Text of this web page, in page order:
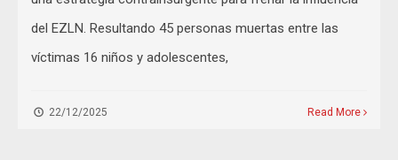
del EZLN. Resultando 45 personas muertas entre las
víctimas 16 niños y adolescentes,
22/12/2025 Read More